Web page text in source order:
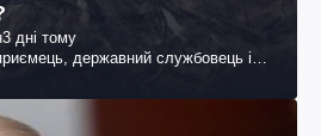
3 дні тому
державний службовець і